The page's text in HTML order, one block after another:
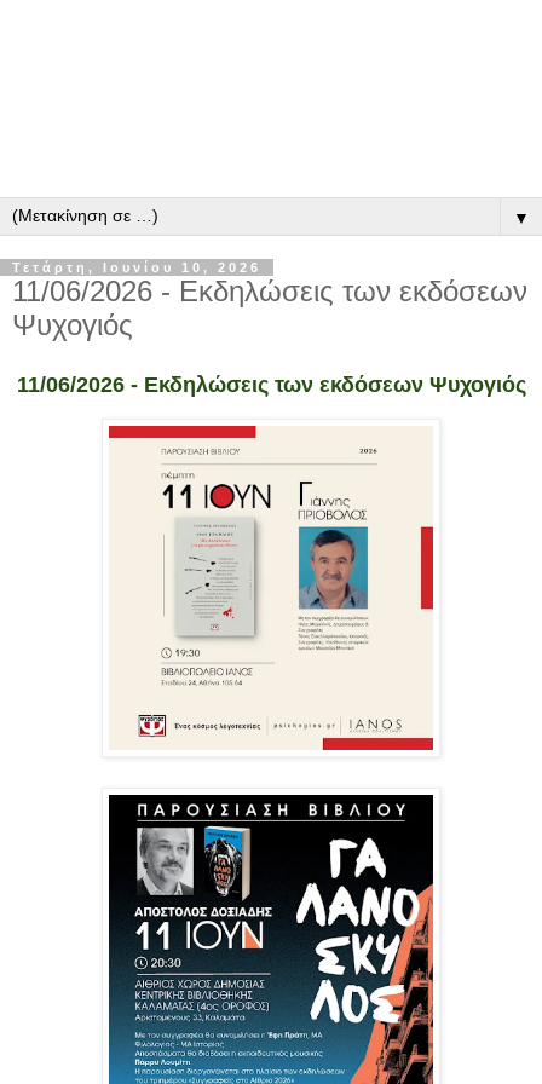
▼
Τετάρτη, Ιουνίου 10, 2026
11/06/2026 - Εκδηλώσεις των εκδόσεων
Ψυχογιός
11/06/2026 - Εκδηλώσεις των εκδόσεων Ψυχογιός